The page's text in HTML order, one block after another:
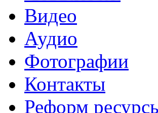
Видео
Аудио
Фотографии
Контакты
Реформ